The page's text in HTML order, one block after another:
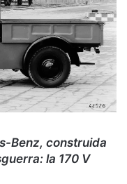
Benz, construida
la 170 V